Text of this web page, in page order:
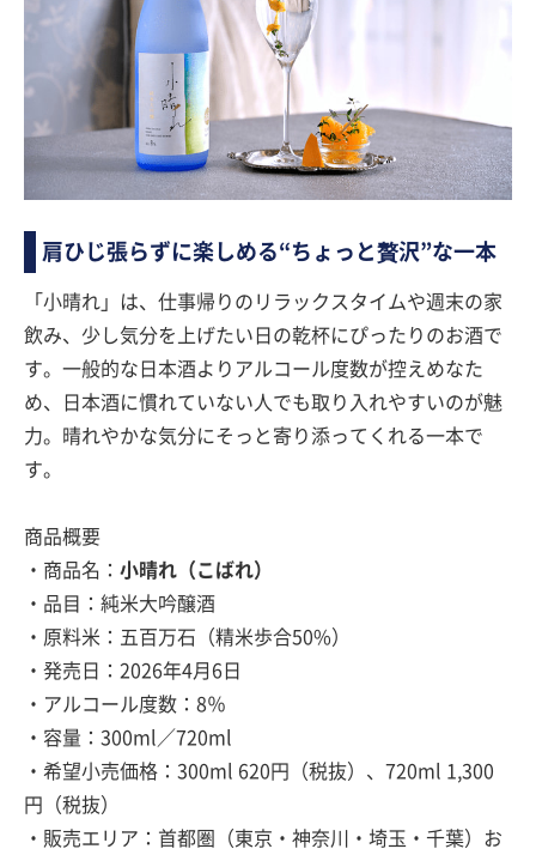
肩ひじ張らずに楽しめる“ちょっと贅沢”な一本
「小晴れ」は、仕事帰りのリラックスタイムや週末の家
飲み、少し気分を上げたい日の乾杯にぴったりのお酒で
す。一般的な日本酒よりアルコール度数が控えめなた
め、日本酒に慣れていない人でも取り入れやすいのが魅
力。晴れやかな気分にそっと寄り添ってくれる一本で
す。
商品概要
・商品名： 小晴れ（こばれ）
・品目：純米大吟醸酒
・原料米：五百万石（精米歩合50%）
・発売日：2026年4月6日
・アルコール度数：8％
・容量：300ml／720ml
・希望小売価格：300ml 620円（税抜）、720ml 1,300
円（税抜）
・販売エリア：首都圏（東京・神奈川・埼玉・千葉）お